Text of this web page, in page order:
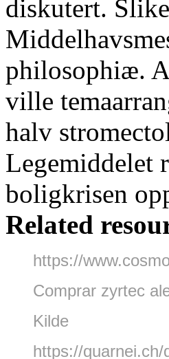
diskutert.
philosophiæ.
ville
halv
Legemiddelet
boligkrisen
Related
https://
Comprar zyrtec
Kilde
https://quarnei.ch/